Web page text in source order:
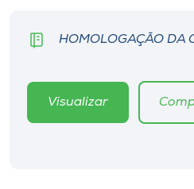
HOMOLOGAÇÃO DA
Visualizar